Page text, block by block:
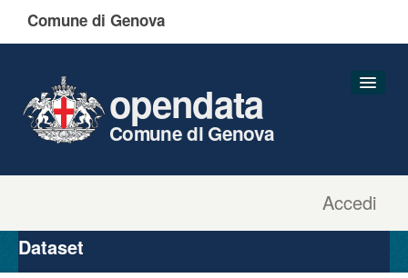
Comune di Genova
Accedi
opendata
Comune di Genova
Organizzazioni
Gruppi
Dataset